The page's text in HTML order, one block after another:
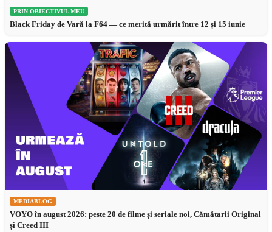
PRIN OBIECTIVUL MEU
Black Friday de Vară la F64 — ce merită urmărit între 12 și 15 iunie
MEDIABLOG
VOYO în august 2026: peste 20 de filme și seriale noi, Cămătarii Original
și Creed III